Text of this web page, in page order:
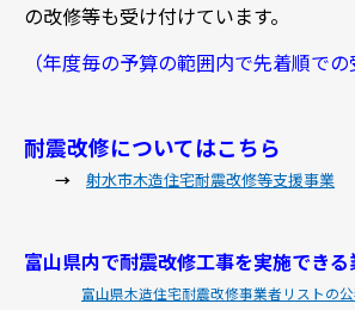
の改修等も受け付けています。
（年度毎の予算の範囲内で先着順での
耐震改修についてはこちら
→ 射水市木造住宅耐震改修等支援事業
富山県内で耐震改修工事を実施でき
富山県木造住宅耐震改修事業者リストの